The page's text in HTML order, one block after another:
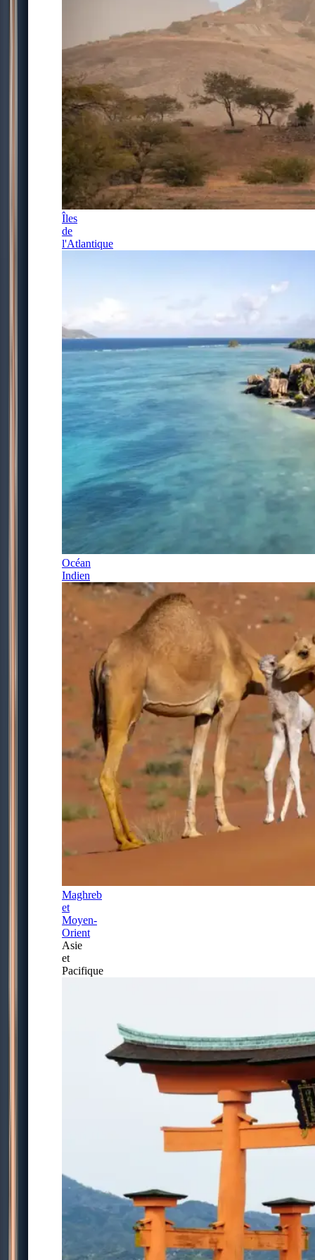
Îles
de
l'Atlantique
Océan
Indien
Maghreb
et
Moyen-
Orient
Asie
et
Pacifique